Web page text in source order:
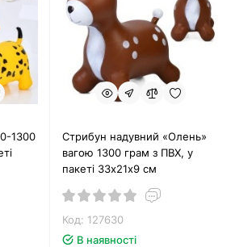
1300
Стрибун надувний «Олень»
вагою 1300 грам з ПВХ, у
пакеті 33х21х9 см
Код: 127630
В наявності